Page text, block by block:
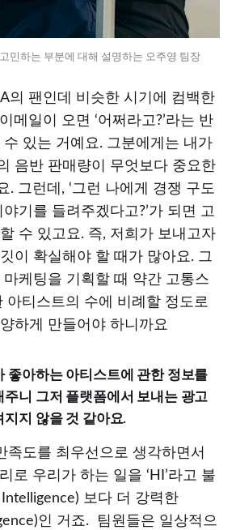
민하는 부분에 대해 설명하는 오주영 팀장
의 팬인데 비슷한 시기에 컴백한
메일이 오면 ‘어쩌라고?’라는 반
있는 거예요. 그분에게는 내가
음반 판매량이 무엇보다 중요한
. 그런데, ‘그런 나에게 경쟁 구도
기를 들려주겠다고?’가 되면 고
수 있고요. 즉, 저희가 보내고자
이 확실해야 할 때가 많아요. 그
케팅을 기획할 때 약간 고통스
아티스트의 수에 비례할 정도로
하게 만들어야 하니까요
좋아하는 아티스트에 관한 정보를
주니 그저 플랫폼에서 보내는 광고
지 않을 것 같아요.
족도를 최우선으로 생각하면서
로 우리가 하는 일을 ‘HI’라고 불
보다 더 강력한
인 거죠. 팀원들은 일상적으